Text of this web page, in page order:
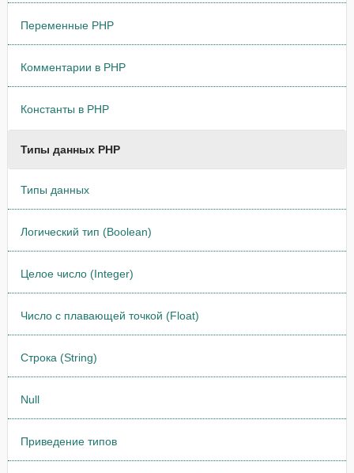
Переменные PHP
Комментарии в PHP
Константы в PHP
Типы данных PHP
Типы данных
Логический тип (Boolean)
Целое число (Integer)
Число с плавающей точкой (Float)
Строка (String)
Null
Приведение типов